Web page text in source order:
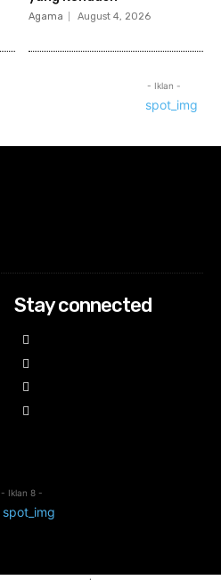
Agama August 4, 2026
- Iklan -
Stay connected
- Iklan 8 -